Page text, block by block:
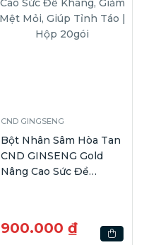
CND GINGSENG
Bột Nhân Sâm Hòa Tan
CND GINSENG Gold
Nâng Cao Sức Đề
900.000 ₫